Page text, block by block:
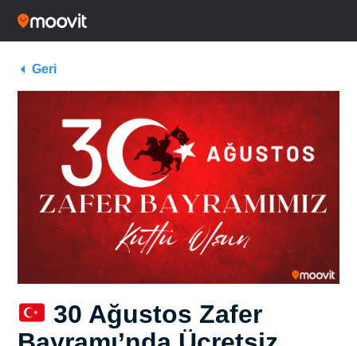
Geri
30 Ağustos Zafer